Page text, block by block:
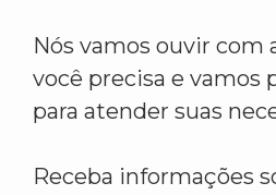
Nós vamos ouvir com
você precisa e vamos
para atender suas
Receba informações